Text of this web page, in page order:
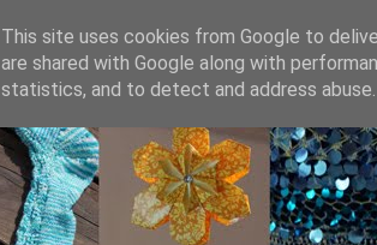
This site uses cookies from Google to
are shared with Google along with
statistics, and to detect and address abuse.